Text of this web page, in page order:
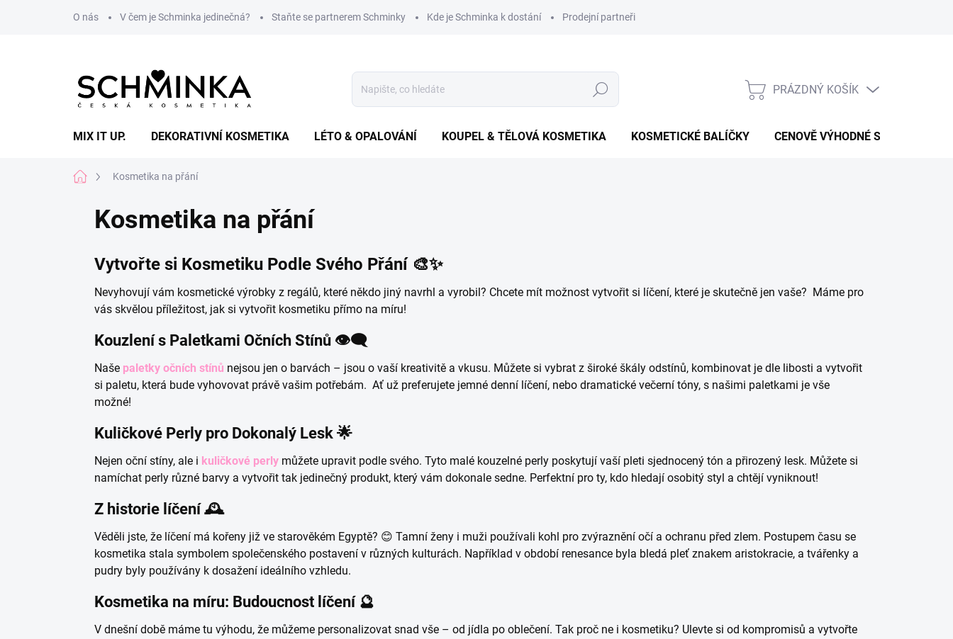
O nás V čem je Schminka jedinečná? Staňte se partnerem Schminky Kde je Schminka k dostání Prodejní partneři
Hledat
NÁKUPNÍ
PRÁZDNÝ KOŠÍK
MIX IT UP. DEKORATIVNÍ KOSMETIKA LÉTO & OPALOVÁNÍ KOUPEL & TĚLOVÁ KOSMETIKA KOSMETICKÉ BALÍČKY CENOVĚ VÝHODNÉ SADY
Domů Kosmetika na přání
Kosmetika na přání
Vytvořte si Kosmetiku Podle Svého Přání 🎨✨
Nevyhovují vám kosmetické výrobky z regálů, které někdo jiný navrhl a vyrobil? Chcete mít možnost vytvořit si líčení, které je skutečně jen vaše? Máme pro
vás skvělou příležitost, jak si vytvořit kosmetiku přímo na míru!
Kouzlení s Paletkami Očních Stínů 👁️‍🗨️
Naše paletky očních stínů nejsou jen o barvách – jsou o vaší kreativitě a vkusu. Můžete si vybrat z široké škály odstínů, kombinovat je dle libosti a vytvořit
si paletu, která bude vyhovovat právě vašim potřebám. Ať už preferujete jemné denní líčení, nebo dramatické večerní tóny, s našimi paletkami je vše
možné!
Kuličkové Perly pro Dokonalý Lesk 🌟
Nejen oční stíny, ale i kuličkové perly můžete upravit podle svého. Tyto malé kouzelné perly poskytují vaší pleti sjednocený tón a přirozený lesk. Můžete si
namíchat perly různé barvy a vytvořit tak jedinečný produkt, který vám dokonale sedne. Perfektní pro ty, kdo hledají osobitý styl a chtějí vyniknout!
Z historie líčení 🕰️
Věděli jste, že líčení má kořeny již ve starověkém Egyptě? 😊 Tamní ženy i muži používali kohl pro zvýraznění očí a ochranu před zlem. Postupem času se
kosmetika stala symbolem společenského postavení v různých kulturách. Například v období renesance byla bledá pleť znakem aristokracie, a tvářenky a
pudry byly používány k dosažení ideálního vzhledu.
Kosmetika na míru: Budoucnost líčení 🔮
V dnešní době máme tu výhodu, že můžeme personalizovat snad vše – od jídla po oblečení. Tak proč ne i kosmetiku? Ulevte si od kompromisů a vytvořte